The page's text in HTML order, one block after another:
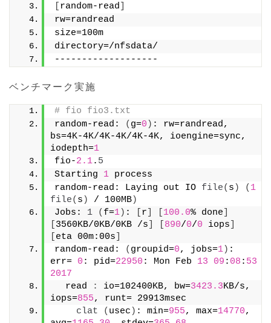
random-read
rw=randread
size=100m
directory=/nfsdata/
-------------------
ベンチマーク実施
# fio fio3.txt
random-read:
( g=0 ) : rw=randread,
bs=4K-4K/4K-4K/4K-4K, ioengine=sync,
iodepth=1
fio-2.1. 5
Starting 1 process
random-read: Laying out IO file( s ) ( 1
file( s ) / 100MB)
Jobs: 1 ( f=1) : r 100.0% done
3560KB/0KB/0KB /s 890/0/0 iops
eta 00m:00s
random-read:
( groupid=0, jobs=1) :
err= 0 : pid=22950 : Mon Feb 13 09 : 08 : 53
2017
  read
: io=102400KB, bw=3423.3KB/s,
iops=855, runt= 29913msec
clat
( usec ) : min=955, max=14770,